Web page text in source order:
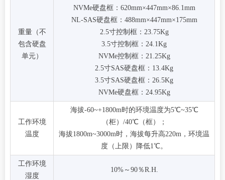
重量（不
包含硬盘
单元）
NVMe硬盘框：620mm×447mm×86.1mm
NL-SAS硬盘框：488mm×447mm×175mm
2.5寸控制框：23.75Kg
3.5寸控制框：24.1Kg
NVMe控制框：21.25Kg
2.5寸SAS硬盘框：13.4Kg
3.5寸SAS硬盘框：26.5Kg
NVMe硬盘框：24.95Kg
工作环境
温度
海拔-60~+1800m时的环境温度为5℃~35℃
（柜）/40℃（框）；
海拔1800m~3000m时，海拔每升高220m，环境温
度（上限）降低1℃。
工作环境
湿度
10%～90％R.H.